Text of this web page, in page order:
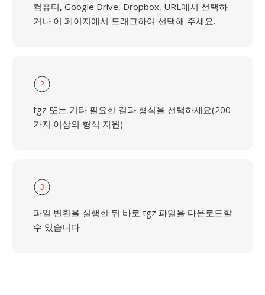
컴퓨터, Google Drive, Dropbox, URL에서 선택하
거나 이 페이지에서 드래그하여 선택해 주세요.
2
tgz 또는 기타 필요한 결과 형식을 선택하세요(200
가지 이상의 형식 지원)
3
파일 변환을 실행한 뒤 바로 tgz 파일을 다운로드할
수 있습니다